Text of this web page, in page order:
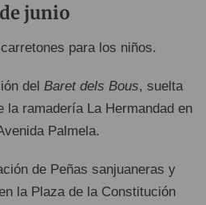
junio
para los niños.
del Baret dels Bous, suelta
la ramadería La Hermandad en
Palmela.
de Peñas sanjuaneras y
la Plaza de la Constitución